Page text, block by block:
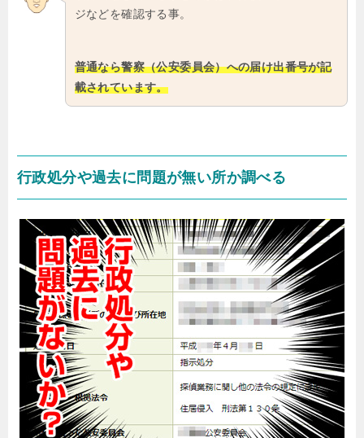
ジなどを確認する事。
普通なら警察（公安委員会）への届け出番号が記
載されています。
行政処分や過去に問題が無い所か調べる